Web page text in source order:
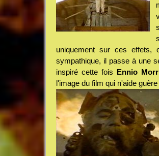
uniquement sur ces effets,
sympathique, il passe à une
inspiré cette fois Ennio
l'image du film qui n'aide